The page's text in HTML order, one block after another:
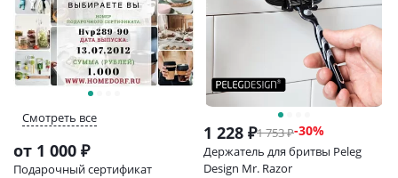
Смотреть все
от 1 000 ₽
Подарочный сертификат
1 228 ₽1 753₽-30%
Держатель для бритвы Peleg
Design Mr. Razor